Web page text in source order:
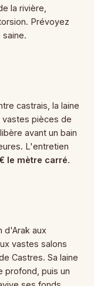
la rivière,
Prévoyez
castrais, la laine
pièces de
avant un bain
L'entretien
le mètre carré.
d'Arak aux
vastes salons
Castres. Sa laine
profond, puis un